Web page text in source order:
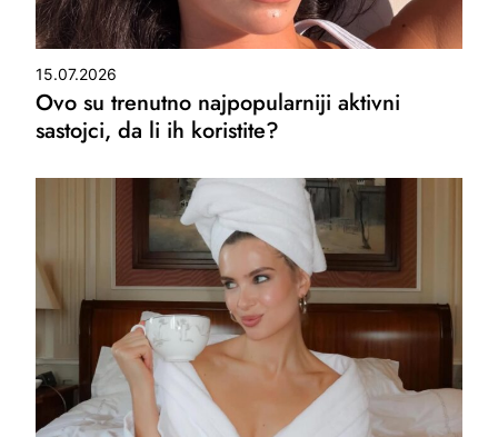
15.07.2026
Ovo su trenutno najpopularniji aktivni
sastojci, da li ih koristite?